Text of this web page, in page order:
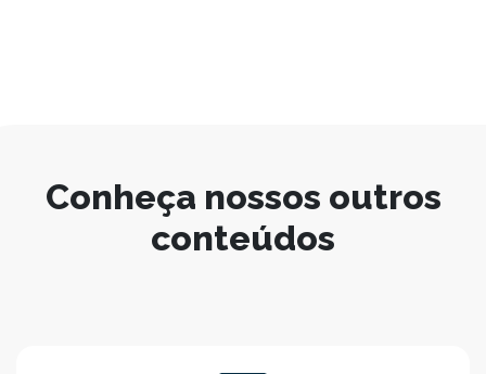
Conheça nossos outros
conteúdos